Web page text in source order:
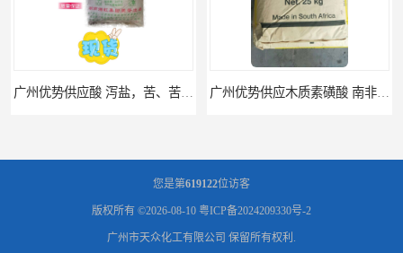
您是第619122位访客
版权所有 ©2026-08-10 粤ICP备2024209330号-2
广州市天众化工有限公司 保留所有权利.